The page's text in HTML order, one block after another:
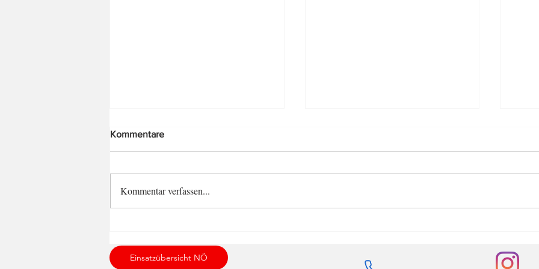
Kommentare
Kommentar verfassen...
Einsatzübersicht NÖ